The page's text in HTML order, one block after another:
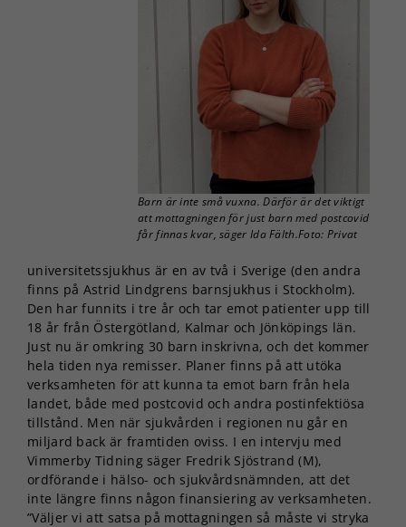
Barn är inte små vuxna. Därför är det viktigt
att mottagningen för just barn med postcovid
får finnas kvar, säger Ida Fälth.Foto: Privat
universitetssjukhus är en av två i Sverige (den andra
finns på Astrid Lindgrens barnsjukhus i Stockholm).
Den har funnits i tre år och tar emot patienter upp till
18 år från Östergötland, Kalmar och Jönköpings län.
Just nu är omkring 30 barn inskrivna, och det kommer
hela tiden nya remisser. Planer finns på att utöka
verksamheten för att kunna ta emot barn från hela
landet, både med postcovid och andra postinfektiösa
tillstånd. Men när sjukvården i regionen nu går en
miljard back är framtiden oviss. I en intervju med
Vimmerby Tidning säger Fredrik Sjöstrand (M),
ordförande i hälso- och sjukvårdsnämnden, att det
inte längre finns någon finansiering av verksamheten.
”Väljer vi att satsa på mottagningen så måste vi stryka